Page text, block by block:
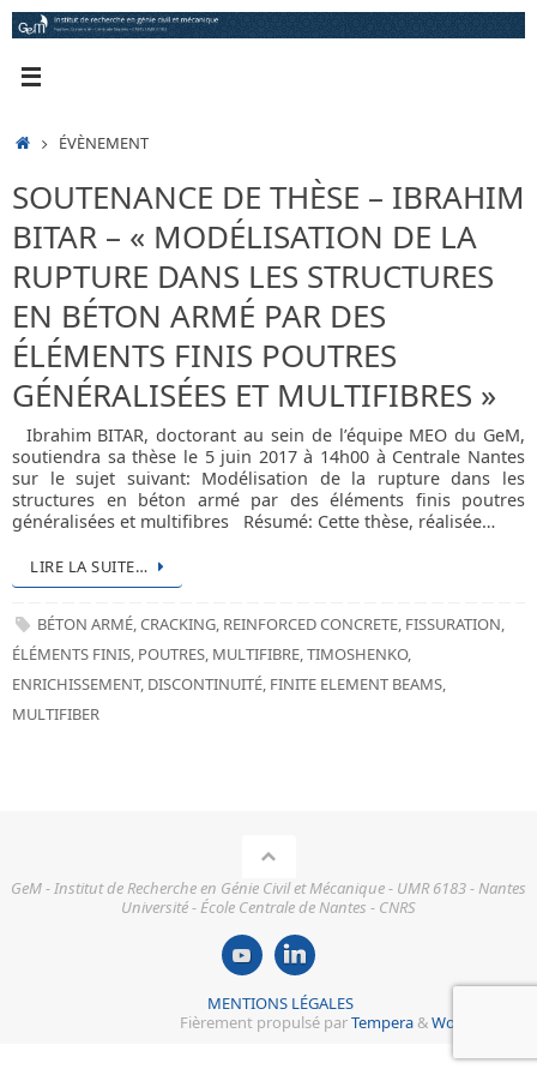
Passer
au
ACCUEIL
ÉVÈNEMENT
SOUTENANCE DE THÈSE – IBRAHIM
BITAR – « MODÉLISATION DE LA
RUPTURE DANS LES STRUCTURES
EN BÉTON ARMÉ PAR DES
ÉLÉMENTS FINIS POUTRES
GÉNÉRALISÉES ET MULTIFIBRES »
Ibrahim BITAR, doctorant au sein de l’équipe MEO du GeM,
soutiendra sa thèse le 5 juin 2017 à 14h00 à Centrale Nantes
sur le sujet suivant: Modélisation de la rupture dans les
structures en béton armé par des éléments finis poutres
généralisées et multifibres Résumé: Cette thèse, réalisée…
LIRE LA SUITE…
BÉTON ARMÉ,CRACKING, REINFORCED CONCRETE, FISSURATION,
ÉLÉMENTS FINIS, POUTRES, MULTIFIBRE,TIMOSHENKO,
ENRICHISSEMENT, DISCONTINUITÉ, FINITE ELEMENT BEAMS,
MULTIFIBER
GeM - Institut de Recherche en Génie Civil et Mécanique - UMR 6183 - Nantes
Université - École Centrale de Nantes - CNRS
MENTIONS LÉGALES
Fièrement propulsé parTempera &WordPress.